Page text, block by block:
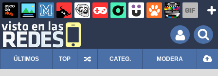
ÚLTIMOS TOP CATEG. MODERA